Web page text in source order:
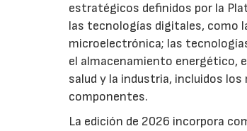
estratégicos definidos por la
las tecnologías digitales, como
microelectrónica; las
el almacenamiento energético,
salud y la industria, incluidos
componentes.
La edición de 2026 incorpora